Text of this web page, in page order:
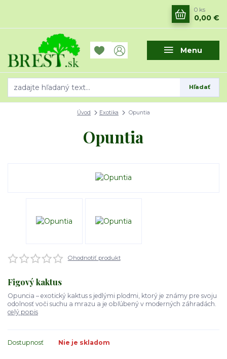
Menu
Hľadať
0 ks
0,00 €
Úvod Exotika Opuntia
Opuntia
Ohodnotiť produkt
Figový kaktus
Opuncia – exotický kaktus s jedlými plodmi, ktorý je známy pre svoju
odolnosť voči suchu a mrazu a je obľúbený v moderných záhradách.
celý popis
Dostupnosť Nie je skladom